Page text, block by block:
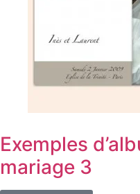
Exemples
mariage 3